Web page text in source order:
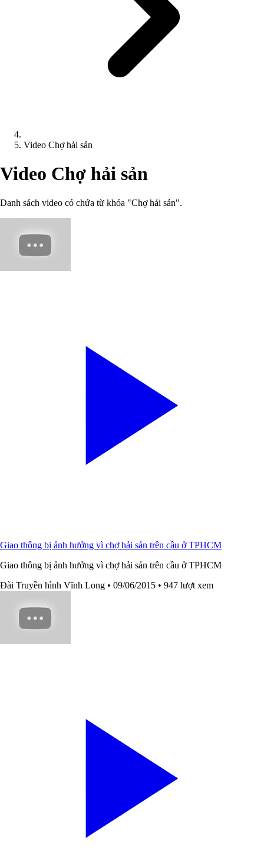
Video Chợ hải sản
Video Chợ hải sản
Danh sách video có chứa từ khóa "Chợ hải sản".
Giao thông bị ảnh hưởng vì chợ hải sản trên cầu ở TPHCM
Giao thông bị ảnh hưởng vì chợ hải sản trên cầu ở TPHCM
Đài Truyền hình Vĩnh Long • 09/06/2015 • 947 lượt xem